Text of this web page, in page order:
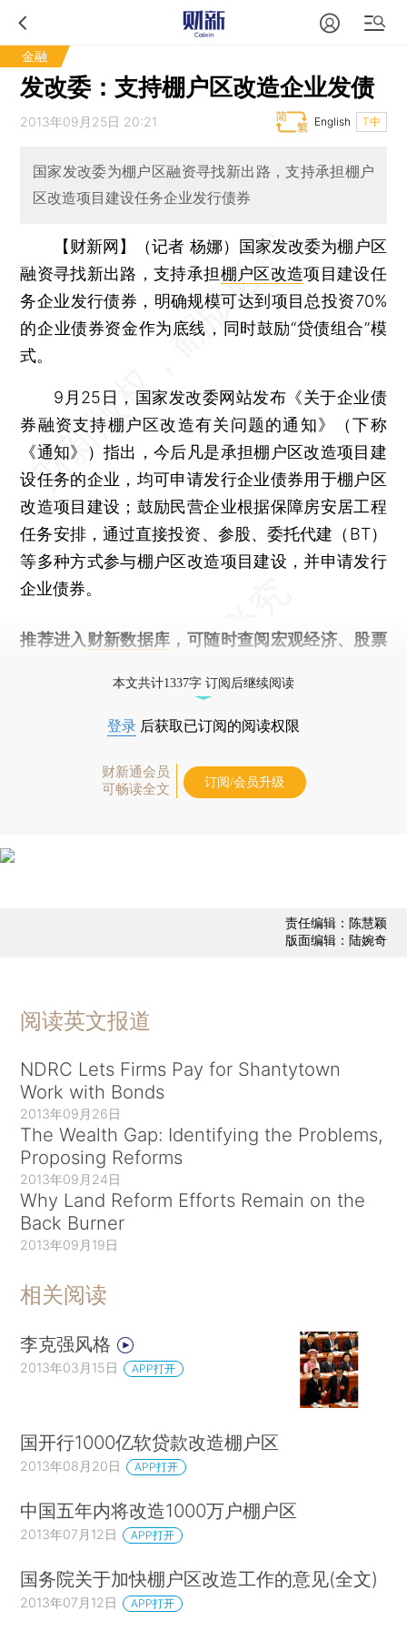
金融
发改委：支持棚户区改造企业发债
2013年09月25日 20:21 T中
English
国家发改委为棚户区融资寻找新出路，支持承担棚户
区改造项目建设任务企业发行债券
【财新网】（记者 杨娜）
国家发改委为棚户区
融资寻找新出路，支持承担棚户区改造项目建设任
务企业发行债券，明确规模可达到项目总投资70%
的企业债券资金作为底线，同时鼓励“贷债组合”模
式。
9月25日，国家发改委网站发布《关于企业债
券融资支持棚户区改造有关问题的通知》（下称
《通知》）指出，今后凡是承担棚户区改造项目建
设任务的企业，均可申请发行企业债券用于棚户区
改造项目建设；鼓励民营企业根据保障房安居工程
任务安排，通过直接投资、参股、委托代建（BT）
等多种方式参与棚户区改造项目建设，并申请发行
企业债券。
推荐进入 财新数据库 ，可随时查阅宏观经济、股票
本文共计1337字 订阅后继续阅读
登录 后获取已订阅的阅读权限
财新通会员
可畅读全文
订阅/会员升级
责任编辑：陈慧颖
版面编辑：陆婉奇
阅读英文报道
NDRC Lets Firms Pay for Shantytown
Work with Bonds
2013年09月26日
The Wealth Gap: Identifying the Problems,
Proposing Reforms
2013年09月24日
Why Land Reform Efforts Remain on the
Back Burner
2013年09月19日
相关阅读
李克强风格
2013年03月15日 APP打开
国开行1000亿软贷款改造棚户区
2013年08月20日 APP打开
中国五年内将改造1000万户棚户区
2013年07月12日 APP打开
国务院关于加快棚户区改造工作的意见(全文)
2013年07月12日 APP打开